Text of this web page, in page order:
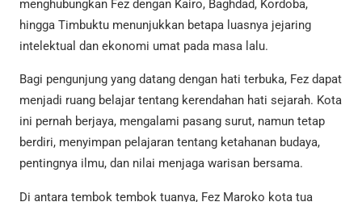
menghubungkan Fez dengan Kairo, Baghdad, Kordoba,
hingga Timbuktu menunjukkan betapa luasnya jejaring
intelektual dan ekonomi umat pada masa lalu.
Bagi pengunjung yang datang dengan hati terbuka, Fez dapat
menjadi ruang belajar tentang kerendahan hati sejarah. Kota
ini pernah berjaya, mengalami pasang surut, namun tetap
berdiri, menyimpan pelajaran tentang ketahanan budaya,
pentingnya ilmu, dan nilai menjaga warisan bersama.
Di antara tembok tembok tuanya, Fez Maroko kota tua